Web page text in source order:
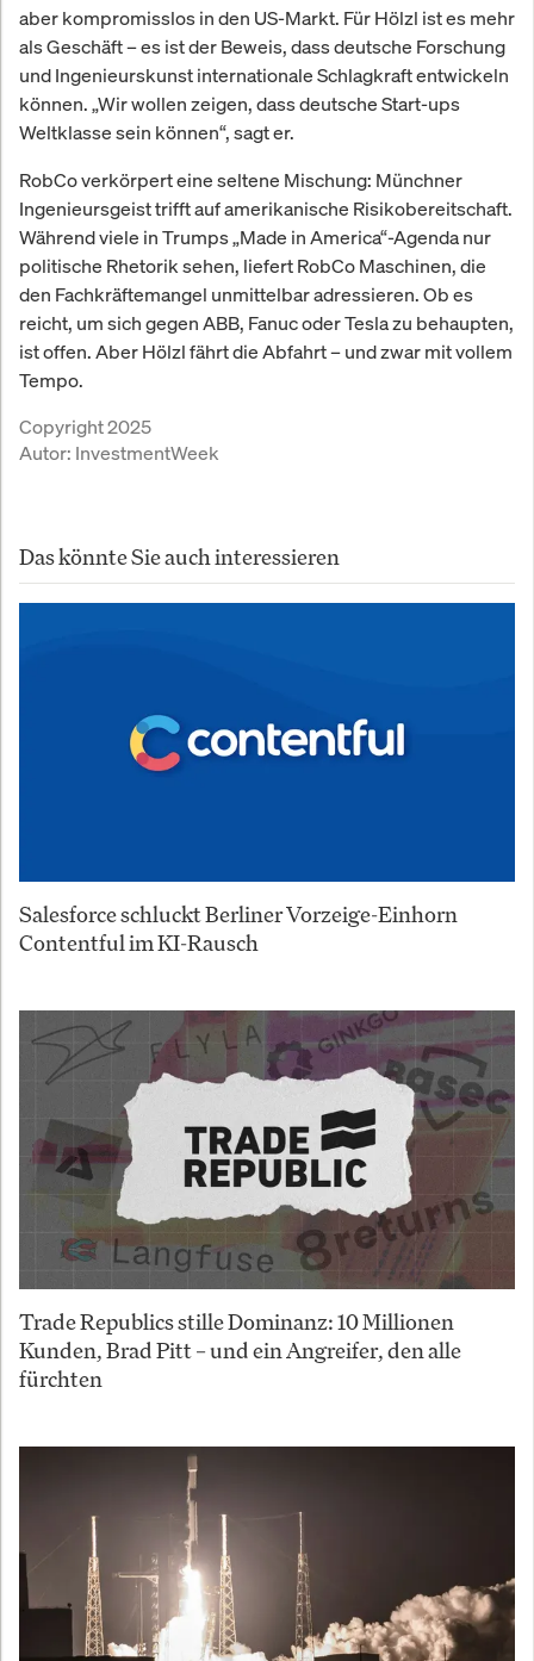
aber kompromisslos in den US-Markt. Für Hölzl ist es mehr
als Geschäft – es ist der Beweis, dass deutsche Forschung
und Ingenieurskunst internationale Schlagkraft entwickeln
können. „Wir wollen zeigen, dass deutsche Start-ups
Weltklasse sein können“, sagt er.
RobCo verkörpert eine seltene Mischung: Münchner
Ingenieursgeist trifft auf amerikanische Risikobereitschaft.
Während viele in Trumps „Made in America“-Agenda nur
politische Rhetorik sehen, liefert RobCo Maschinen, die
den Fachkräftemangel unmittelbar adressieren. Ob es
reicht, um sich gegen ABB, Fanuc oder Tesla zu behaupten,
ist offen. Aber Hölzl fährt die Abfahrt – und zwar mit vollem
Tempo.
Copyright 2025
Autor: InvestmentWeek
Das könnte Sie auch interessieren
Salesforce schluckt Berliner Vorzeige-Einhorn
Contentful im KI-Rausch
Trade Republics stille Dominanz: 10 Millionen
Kunden, Brad Pitt – und ein Angreifer, den alle
fürchten